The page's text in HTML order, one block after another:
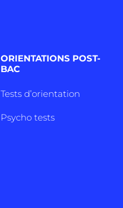
ORIENTATIONS POST-
BAC
Tests d’orientation
Psycho tests